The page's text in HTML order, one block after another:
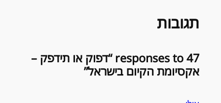
תגובות
47 responses to “דפוק או תידפק –
אקסיומת הקיום בישראל”